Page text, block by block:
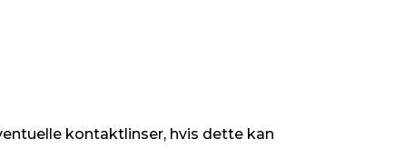
kontaktlinser, hvis dette kan